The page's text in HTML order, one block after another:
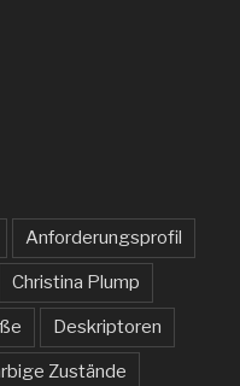
Anforderungsprofil
Christina Plump
Deskriptoren
Zustände